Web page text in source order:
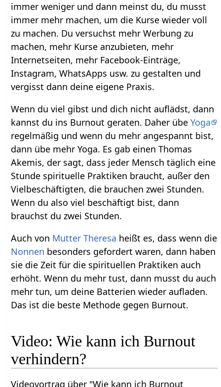
immer weniger und dann meinst du, du musst
immer mehr machen, um die Kurse wieder voll
zu machen. Du versuchst mehr Werbung zu
machen, mehr Kurse anzubieten, mehr
Internetseiten, mehr Facebook-Einträge,
Instagram, WhatsApps usw. zu gestalten und
vergisst dann deine eigene Praxis.
Wenn du viel gibst und dich nicht auflädst, dann
kannst du ins Burnout geraten. Daher übeYoga
regelmäßig und wenn du mehr angespannt bist,
dann übe mehr Yoga. Es gab einen Thomas
Akemis, der sagt, dass jeder Mensch täglich eine
Stunde spirituelle Praktiken braucht, außer den
Vielbeschäftigten, die brauchen zwei Stunden.
Wenn du also viel beschäftigt bist, dann
brauchst du zwei Stunden.
Auch von Mutter Theresa heißt es, dass wenn die
Nonnen besonders gefordert waren, dann haben
sie die Zeit für die spirituellen Praktiken auch
erhöht. Wenn du mehr tust, dann musst du auch
mehr tun, um deine Batterien wieder aufladen.
Das ist die beste Methode gegen Burnout.
Video: Wie kann ich Burnout
verhindern?
Videovortrag über "Wie kann ich Burnout